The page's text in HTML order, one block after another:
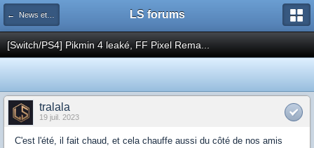
← News et actualités postées sur LS LS forums
[Switch/PS4] Pikmin 4 leaké, FF Pixel Rema...
tralala
19 juil. 2023
C'est l'été, il fait chaud, et cela chauffe aussi du côté de nos amis